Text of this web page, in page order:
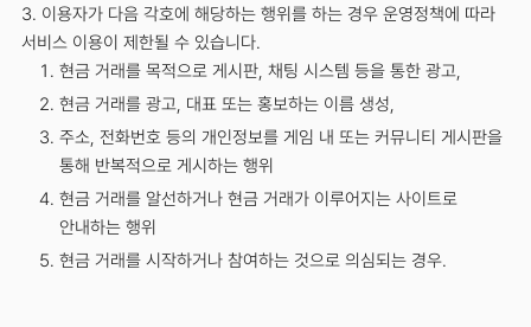
3. 이용자가 다음 각호에 해당하는 행위를 하는 경우 운영정책에 따라
서비스 이용이 제한될 수 있습니다.
현금 거래를 목적으로 게시판, 채팅 시스템 등을 통한 광고,
현금 거래를 광고, 대표 또는 홍보하는 이름 생성,
주소, 전화번호 등의 개인정보를 게임 내 또는 커뮤니티 게시판을
통해 반복적으로 게시하는 행위
현금 거래를 알선하거나 현금 거래가 이루어지는 사이트로
안내하는 행위
현금 거래를 시작하거나 참여하는 것으로 의심되는 경우.